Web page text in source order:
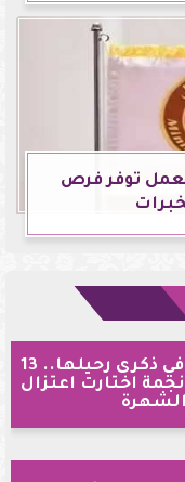
وزارة العمل توفر فرص
سناء مظهر في ذكرى رحيلها.. 13
اختارت اعتزال
الشهرة